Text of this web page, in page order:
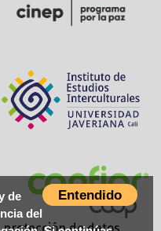
Entendido
de
del